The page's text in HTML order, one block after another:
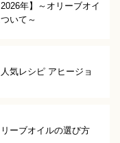
年】～オリーブオイ
いて～
気レシピ アヒージョ
ーブオイルの選び方